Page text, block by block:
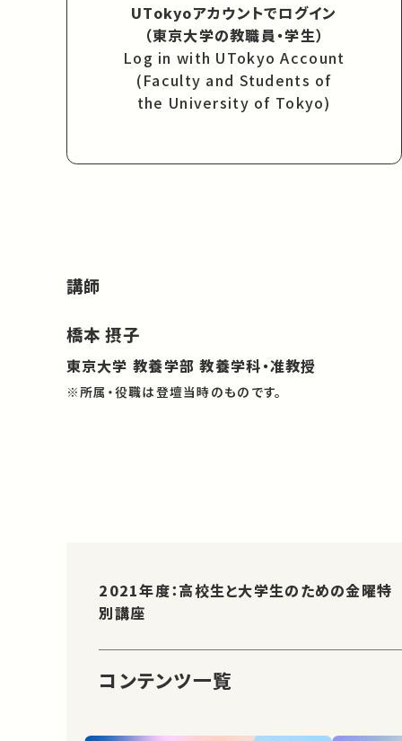
UTokyoアカウントでログイン
（東京大学の教職員・学生）
Log in with UTokyo Account
(Faculty and Students of
the University of Tokyo)
講師
橋本 摂子
東京大学 教養学部 教養学科・准教授
※所属・役職は登壇当時のものです。
2021年度：高校生と大学生のための金曜特
別講座
コンテンツ一覧